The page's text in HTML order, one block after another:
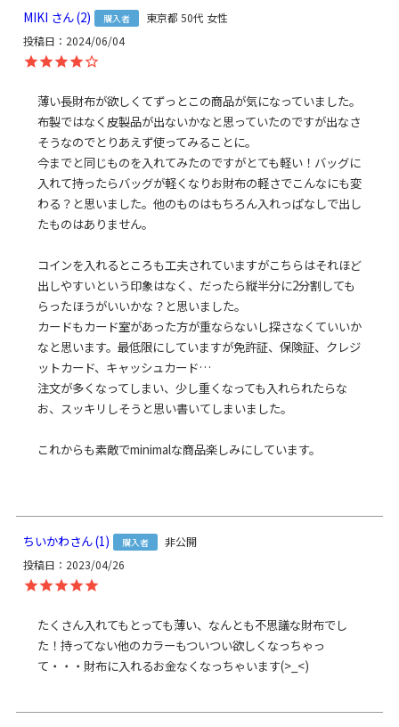
商
える収納力です。
真ん中の小銭入れの底部は斜めになっているので、小銭が奥まで入
り込まず、手前に集まりやすくなっています。また、がま口を閉じ
ラになるのを防いでくれます。
SERIES
＜コーデュラ(R) re/cor(TM)(レコー)＞コーデュラ（R）糸と再生
PETのリサイクル糸をミックスした、軽量で堅牢度に優れたエコな
ファブリックで作られています。さらにテフロン（R）加工が施され
ているので、高性能の撥水、防汚機能も兼ね備えています。
しています。ATY糸は軽量で耐摩耗性が高く、速乾性にも優れてお
り、世界中の有名スポーツブランドにも採用されています。ほんの
り光沢感のあるナイロン生地は、糸が持つランダムな濃淡でほんの
り色ムラ感があるのが特徴です。引き裂けや摩擦への強度も高く、
また、撥水機能もあります。
MIKI 2 購入者 東京都 50代 女性
投稿日
2024/06/04
薄い長財布が欲しくてずっとこの商品が気になっていました。
布製ではなく皮製品が出ないかなと思っていたのですが出なさ
そうなのでとりあえず使ってみることに。
今までと同じものを入れてみたのですがとても軽い！バッグに
入れて持ったらバッグが軽くなりお財布の軽さでこんなにも変
わる？と思いました。他のものはもちろん入れっぱなしで出し
たものはありません。
コインを入れるところも工夫されていますがこちらはそれほど
出しやすいという印象はなく、だったら縦半分に2分割しても
らったほうがいいかな？と思いました。
カードもカード室があった方が重ならないし探さなくていいか
なと思います。最低限にしていますが免許証、保険証、クレジ
ットカード、キャッシュカード…
注文が多くなってしまい、少し重くなっても入れられたらな
お、スッキリしそうと思い書いてしまいました。
これからも素敵でminimalな商品楽しみにしています。
ちいかわ 1 購入者
非公開
投稿日
2023/04/26
たくさん入れてもとっても薄い、なんとも不思議な財布でし
た！持ってない他のカラーもついつい欲しくなっちゃっ
て・・・財布に入れるお金なくなっちゃいます(>_<)